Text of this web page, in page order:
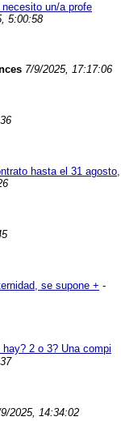
un/a profe
5:00:58
7/9/2025, 17:17:06
hasta el 31 agosto,
se supone + -
2 o 3? Una compi
2025, 14:34:02